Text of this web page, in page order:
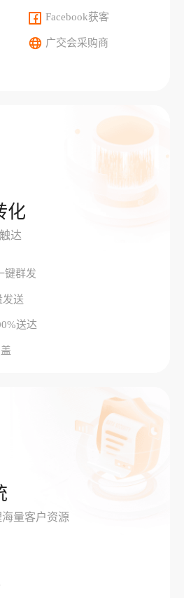
Facebook获客
广交会采购商
化
达
键群发
发送
送达
量客户资源